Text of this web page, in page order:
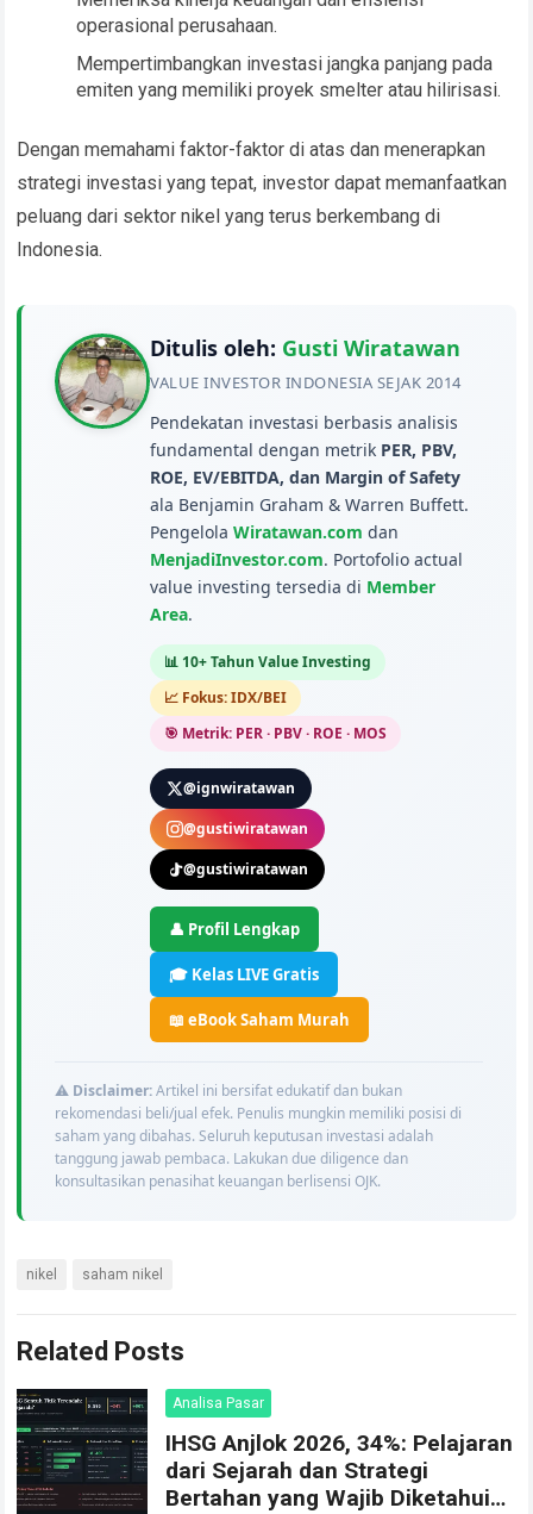
operasional perusahaan.
Mempertimbangkan investasi jangka panjang pada
emiten yang memiliki proyek smelter atau hilirisasi.
Dengan memahami faktor-faktor di atas dan menerapkan
strategi investasi yang tepat, investor dapat memanfaatkan
peluang dari sektor nikel yang terus berkembang di
Indonesia.
Ditulis oleh: Gusti Wiratawan
VALUE INVESTOR INDONESIA SEJAK 2014
Pendekatan investasi berbasis analisis
fundamental dengan metrik PER, PBV,
ROE, EV/EBITDA, dan Margin of Safety
ala Benjamin Graham & Warren Buffett.
PengelolaWiratawan.com dan
MenjadiInvestor.com. Portofolio actual
value investing tersedia di Member
Area.
📊 10+ Tahun Value Investing
📈 Fokus: IDX/BEI
🎯 Metrik: PER · PBV · ROE · MOS
@ignwiratawan
@gustiwiratawan
@gustiwiratawan
👤 Profil Lengkap
🎓 Kelas LIVE Gratis
📖 eBook Saham Murah
⚠️ Disclaimer:Artikel ini bersifat edukatif dan bukan
rekomendasi beli/jual efek. Penulis mungkin memiliki posisi di
saham yang dibahas. Seluruh keputusan investasi adalah
tanggung jawab pembaca. Lakukan due diligence dan
konsultasikan penasihat keuangan berlisensi OJK.
nikel saham nikel
Related Posts
Analisa Pasar
IHSG Anjlok 2026, 34%: Pelajaran
dari Sejarah dan Strategi
Bertahan yang Wajib Diketahui